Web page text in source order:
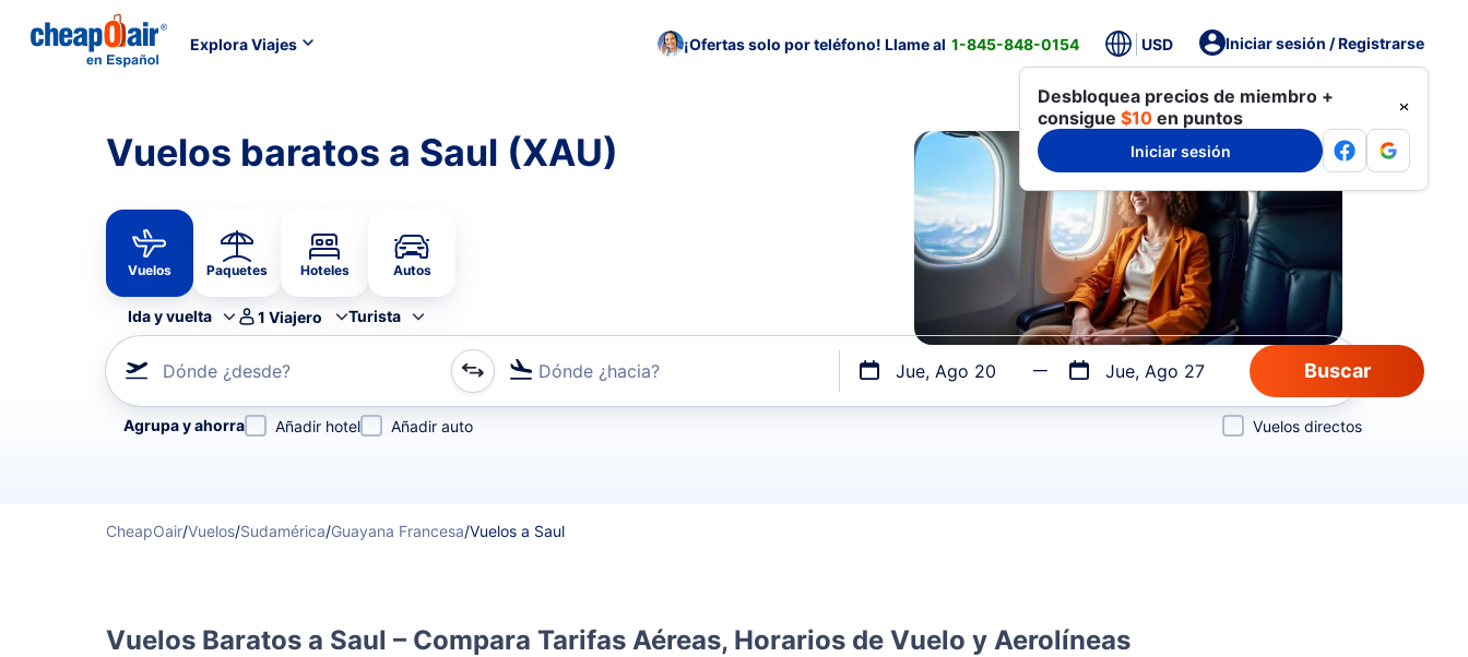
Explora Viajes ¡Ofertas solo por teléfono! Llame al 1-845-848-0154 USD Iniciar sesión / Registrarse
Desbloquea precios de miembro +
consigue $10 en puntos
Iniciar sesión
Vuelos baratos a Saul (XAU)
Vuelos Paquetes Hoteles Autos
Ida y vuelta 1 Viajero Turista
Dónde ¿desde? Dónde ¿hacia? Jue, Ago 20 Jue, Ago 27
Refina tu búsqueda por aerolínea, por ciudad o aeropuerto o por vuelos directos
Agrupa y ahorra Añadir hotel Añadir auto Vuelos directos
CheapOair/Vuelos/Sudamérica/Guayana Francesa/Vuelos a Saul
Vuelos Baratos a Saul – Compara Tarifas Aéreas, Horarios de Vuelo y Aerolíneas